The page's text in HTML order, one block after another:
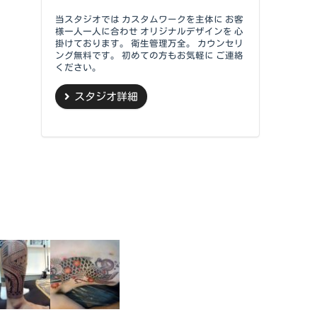
当スタジオでは カスタムワークを主体に お客
様一人一人に合わせ オリジナルデザインを 心
掛けております。 衛生管理万全。 カウンセリ
ング無料です。 初めての方もお気軽に ご連絡
ください。
スタジオ詳細